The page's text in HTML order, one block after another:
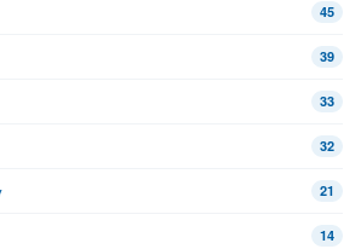
45
39
33
32
21
14